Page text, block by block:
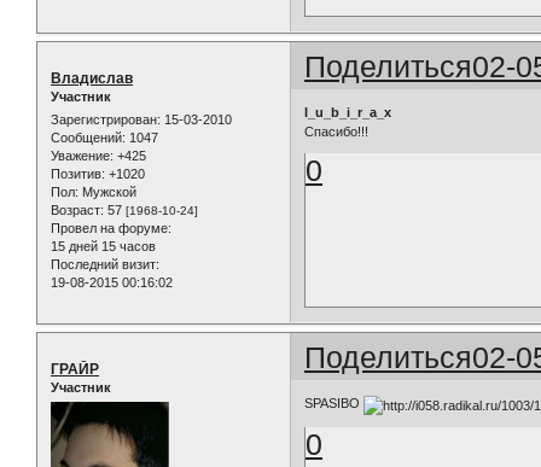
Поделиться02-
Владислав
Участник
Зарегистрирован: 15-03-2010
Сообщений: 1047
Уважение: +425
Позитив: +1020
Пол: Мужской
Возраст: 57 [1968-10-24]
Провел на форуме:
15 дней 15 часов
Последний визит:
19-08-2015 00:16:02
l_u_b_i_r_a_x
Спасибо!!!
0
Поделиться02-
ГРАЙР
Участник
SPASIBO
0